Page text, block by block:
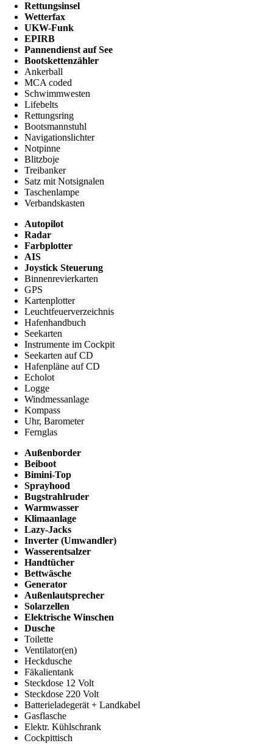
Rettungsinsel
Wetterfax
UKW-Funk
EPIRB
Pannendienst auf See
Bootskettenzähler
Ankerball
MCA coded
Schwimmwesten
Lifebelts
Rettungsring
Bootsmannstuhl
Navigationslichter
Notpinne
Blitzboje
Treibanker
Satz mit Notsignalen
Taschenlampe
Verbandskasten
Autopilot
Radar
Farbplotter
AIS
Joystick Steuerung
Binnenrevierkarten
GPS
Kartenplotter
Leuchtfeuerverzeichnis
Hafenhandbuch
Seekarten
Instrumente im Cockpit
Seekarten auf CD
Hafenpläne auf CD
Echolot
Logge
Windmessanlage
Kompass
Uhr, Barometer
Fernglas
Außenborder
Beiboot
Bimini-Top
Sprayhood
Bugstrahlruder
Warmwasser
Klimaanlage
Lazy-Jacks
Inverter (Umwandler)
Wasserentsalzer
Handtücher
Bettwäsche
Generator
Außenlautsprecher
Solarzellen
Elektrische Winschen
Dusche
Toilette
Ventilator(en)
Heckdusche
Fäkalientank
Steckdose 12 Volt
Steckdose 220 Volt
Batterieladegerät + Landkabel
Gasflasche
Elektr. Kühlschrank
Cockpittisch